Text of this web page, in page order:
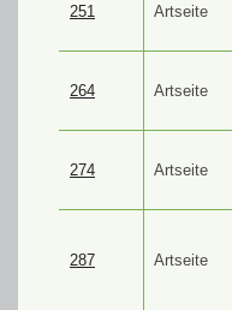
251 Artseite
264 Artseite
274 Artseite
287 Artseite